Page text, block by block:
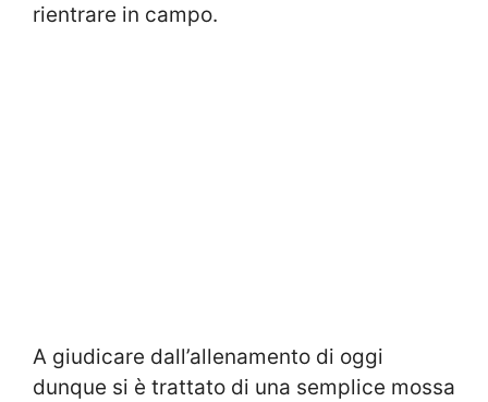
rientrare in campo.
A giudicare dall’allenamento di oggi
dunque si è trattato di una semplice mossa